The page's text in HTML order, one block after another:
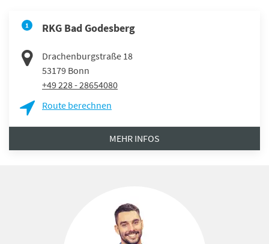
1 RKG Bad Godesberg
Drachenburgstraße 18
53179 Bonn
+49 228 - 28654080
Route berechnen
MEHR INFOS